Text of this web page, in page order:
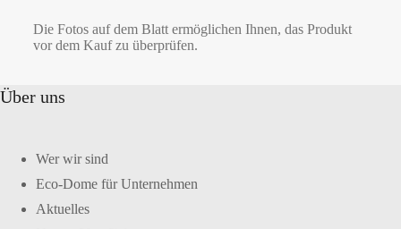
Die Fotos auf dem Blatt ermöglichen Ihnen, das Produkt
vor dem Kauf zu überprüfen.
Über uns
Wer wir sind
Eco-Dome für Unternehmen
Aktuelles